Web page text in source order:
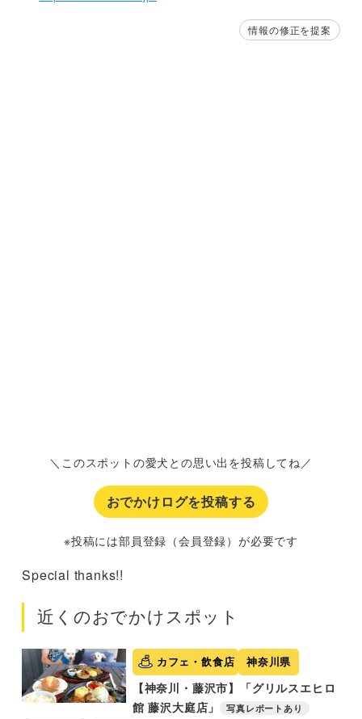
情報の修正を提案
＼このスポットの愛犬との思い出を投稿してね／
おでかけログを投稿する
※投稿には部員登録（会員登録）が必要です
Special thanks!!
近くのおでかけスポット
カフェ・飲食店 神奈川県
【神奈川・藤沢市】「グリルスエヒロ
館 藤沢大庭店」
写真レポートあり